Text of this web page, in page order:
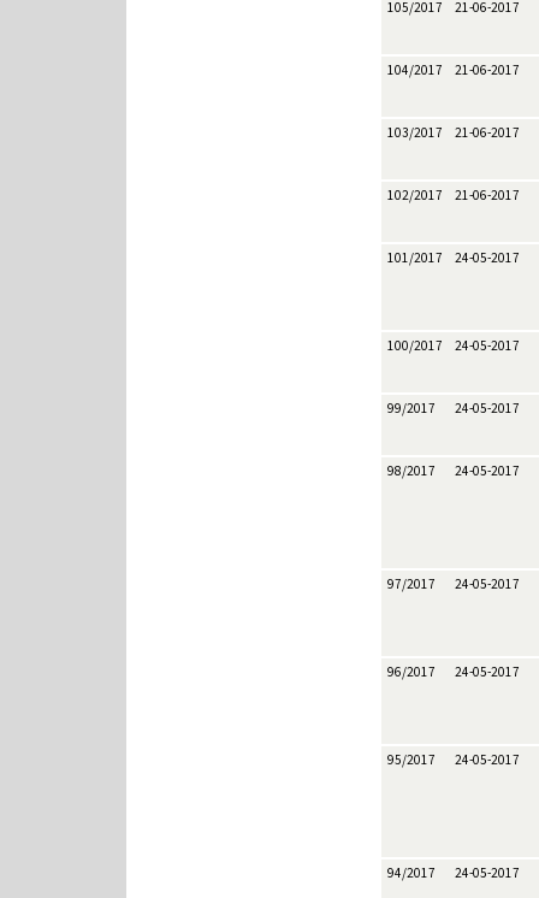
105/2017 21-06-2017
104/2017 21-06-2017
103/2017 21-06-2017
102/2017 21-06-2017
101/2017 24-05-2017
100/2017 24-05-2017
99/2017 24-05-2017
98/2017 24-05-2017
97/2017 24-05-2017
96/2017 24-05-2017
95/2017 24-05-2017
94/2017 24-05-2017